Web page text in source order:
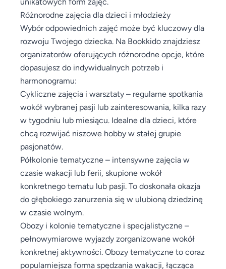
Różnorodne zajęcia dla dzieci i młodzieży
Wybór odpowiednich zajęć może być kluczowy dla
rozwoju Twojego dziecka. Na Bookkido znajdziesz
organizatorów oferujących różnorodne opcje, które
dopasujesz do indywidualnych potrzeb i
harmonogramu:
Cykliczne zajęcia i warsztaty – regularne spotkania
wokół wybranej pasji lub zainteresowania, kilka razy
w tygodniu lub miesiącu. Idealne dla dzieci, które
chcą rozwijać niszowe hobby w stałej grupie
pasjonatów.
Półkolonie tematyczne – intensywne zajęcia w
czasie wakacji lub ferii, skupione wokół
konkretnego tematu lub pasji. To doskonała okazja
do głębokiego zanurzenia się w ulubioną dziedzinę
w czasie wolnym.
Obozy i kolonie tematyczne i specjalistyczne –
pełnowymiarowe wyjazdy zorganizowane wokół
konkretnej aktywności. Obozy tematyczne to coraz
popularniejsza forma spędzania wakacji, łącząca